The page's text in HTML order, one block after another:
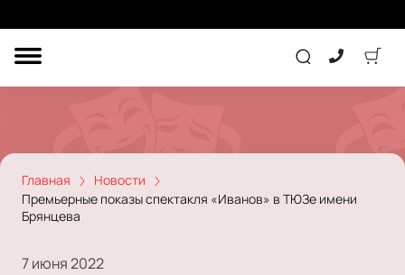
ДРУГОЕ
ПОДАРОЧНЫЕ
Главная
Новости
Премьерные показы спектакля «Иванов» в ТЮЗе имени
Брянцева
7 июня 2022